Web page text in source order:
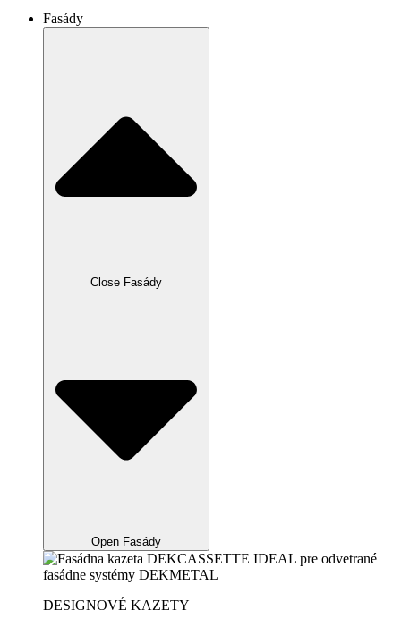
Fasády
Close Fasády
Open Fasády
DESIGNOVÉ KAZETY